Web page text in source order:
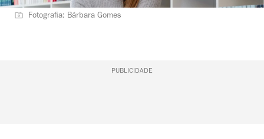
Fotografia: Bárbara Gomes
PUBLICIDADE